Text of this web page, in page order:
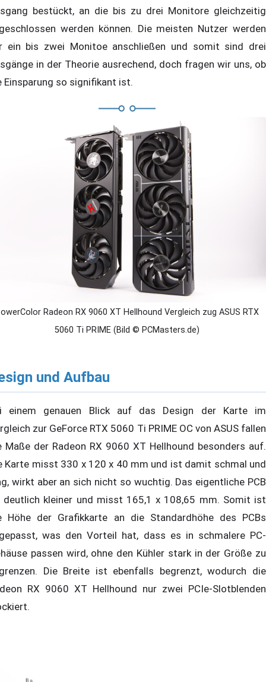
bestückt, an die bis zu drei Monitore gleichzeitig
werden können. Die meisten Nutzer werden
ein bis zwei Monitoe anschließen und somit sind drei
in der Theorie ausrechend, doch fragen wir uns, ob
Einsparung so signifikant ist.
Radeon RX 9060 XT Hellhound Vergleich zug ASUS RTX
5060 Ti PRIME (Bild © PCMasters.de)
und Aufbau
einem genauen Blick auf das Design der Karte im
zur GeForce RTX 5060 Ti PRIME OC von ASUS fallen
Maße der Radeon RX 9060 XT Hellhound besonders auf.
Karte misst 330 x 120 x 40 mm und ist damit schmal und
wirkt aber an sich nicht so wuchtig. Das eigentliche PCB
kleiner und misst 165,1 x 108,65 mm. Somit ist
Höhe der Grafikkarte an die Standardhöhe des PCBs
was den Vorteil hat, dass es in schmalere PC-
passen wird, ohne den Kühler stark in der Größe zu
Die Breite ist ebenfalls begrenzt, wodurch die
RX 9060 XT Hellhound nur zwei PCIe-Slotblenden